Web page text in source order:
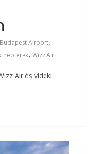
Budapest Airport,
repterek,Wizz Air
Air és vidéki